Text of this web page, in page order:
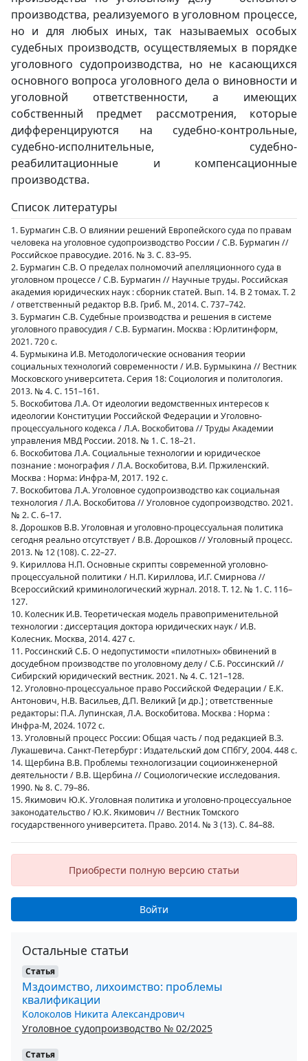
производства, реализуемого в уголовном процессе,
но и для любых иных, так называемых особых
судебных производств, осуществляемых в порядке
уголовного судопроизводства, но не касающихся
основного вопроса уголовного дела о виновности и
уголовной ответственности, а имеющих
собственный предмет рассмотрения, которые
дифференцируются на судебно-контрольные,
судебно-исполнительные, судебно-
реабилитационные и компенсационные
производства.
Список литературы
1. Бурмагин С.В. О влиянии решений Европейского суда по правам
человека на уголовное судопроизводство России / С.В. Бурмагин //
Российское правосудие. 2016. № 3. С. 83–95.
2. Бурмагин С.В. О пределах полномочий апелляционного суда в
уголовном процессе / С.В. Бурмагин // Научные труды. Российская
академия юридических наук : сборник статей. Вып. 14. В 2 томах. Т. 2
/ ответственный редактор В.В. Гриб. М., 2014. С. 737–742.
3. Бурмагин С.В. Судебные производства и решения в системе
уголовного правосудия / С.В. Бурмагин. Москва : Юрлитинформ,
2021. 720 с.
4. Бурмыкина И.В. Методологические основания теории
социальных технологий современности / И.В. Бурмыкина // Вестник
Московского университета. Серия 18: Социология и политология.
2013. № 4. С. 151–161.
5. Воскобитова Л.А. От идеологии ведомственных интересов к
идеологии Конституции Российской Федерации и Уголовно-
процессуального кодекса / Л.А. Воскобитова // Труды Академии
управления МВД России. 2018. № 1. С. 18–21.
6. Воскобитова Л.А. Социальные технологии и юридическое
познание : монография / Л.А. Воскобитова, В.И. Пржиленский.
Москва : Норма: Инфра-М, 2017. 192 с.
7. Воскобитова Л.А. Уголовное судопроизводство как социальная
технология / Л.А. Воскобитова // Уголовное судопроизводство. 2021.
№ 2. С. 6–17.
8. Дорошков В.В. Уголовная и уголовно-процессуальная политика
сегодня реально отсутствует / В.В. Дорошков // Уголовный процесс.
2013. № 12 (108). С. 22–27.
9. Кириллова Н.П. Основные скрипты современной уголовно-
процессуальной политики / Н.П. Кириллова, И.Г. Смирнова //
Всероссийский криминологический журнал. 2018. Т. 12. № 1. С. 116–
127.
10. Колесник И.В. Теоретическая модель правоприменительной
технологии : диссертация доктора юридических наук / И.В.
Колесник. Москва, 2014. 427 с.
11. Россинский С.Б. О недопустимости «пилотных» обвинений в
досудебном производстве по уголовному делу / С.Б. Россинский //
Сибирский юридический вестник. 2021. № 4. С. 121–128.
12. Уголовно-процессуальное право Российской Федерации / Е.К.
Антонович, Н.В. Васильев, Д.П. Великий [и др.] ; ответственные
редакторы: П.А. Лупинская, Л.А. Воскобитова. Москва : Норма :
Инфра-М, 2024. 1072 с.
13. Уголовный процесс России: Общая часть / под редакцией В.З.
Лукашевича. Санкт-Петербург : Издательский дом СПбГУ, 2004. 448 с.
14. Щербина В.В. Проблемы технологизации социоинженерной
деятельности / В.В. Щербина // Социологические исследования.
1990. № 8. С. 79–86.
15. Якимович Ю.К. Уголовная политика и уголовно-процессуальное
законодательство / Ю.К. Якимович // Вестник Томского
государственного университета. Право. 2014. № 3 (13). С. 84–88.
Приобрести полную версию статьи
Войти
Остальные статьи
Статья
Мздоимство, лихоимство: проблемы
квалификации
Колоколов Никита Александрович
Уголовное судопроизводство № 02/2025
Статья